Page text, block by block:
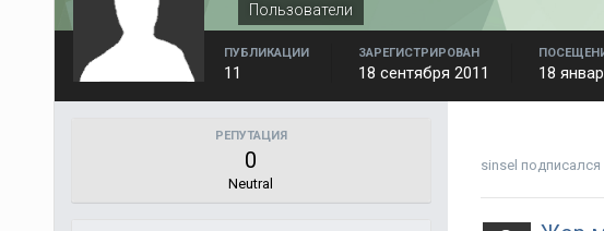
Пользователи
ПУБЛИКАЦИИ
11
ЗАРЕГИСТРИРОВАН
18 сентября 2011 18
РЕПУТАЦИЯ
0
Neutral
sinsel подписался